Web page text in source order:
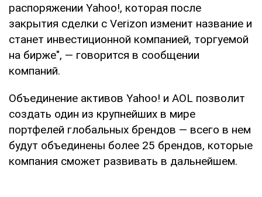
распоряжении Yahoo!, которая после
закрытия сделки с Verizon изменит название и
станет инвестиционной компанией, торгуемой
на бирже", — говорится в сообщении
компаний.
Объединение активов Yahoo! и AOL позволит
создать один из крупнейших в мире
портфелей глобальных брендов — всего в нем
будут объединены более 25 брендов, которые
компания сможет развивать в дальнейшем.